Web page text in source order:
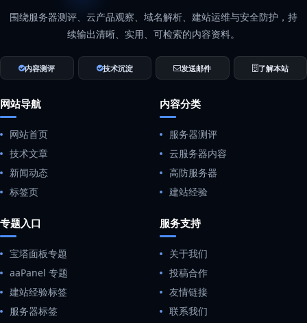
围绕服务器测评、云产品观察、域名解析、建站运维与安全防护，持
续输出清晰、实用、可检索的内容资料。
内容测评 技术沉淀 发送邮件 了解本站
网站导航
网站首页
技术文章
新闻动态
标签页
内容分类
服务器测评
云服务器内容
高防服务器
建站经验
专题入口
宝塔面板专题
aaPanel 专题
建站经验标签
服务器标签
服务支持
关于我们
投稿合作
友情链接
联系我们